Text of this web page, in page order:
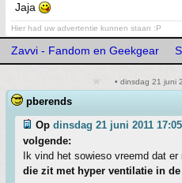
Jaja
Hier had uw advertentie kunnen staan :P
Zavvi - Fandom en Geekgear
• dinsdag 21 juni
pberends
Op dinsdag 21 juni 2011 17:05
volgende:
Ik vind het sowieso vreemd dat er
die zit met hyper ventilatie in